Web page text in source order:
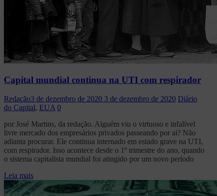
Capital mundial continua na UTI com respirador
Redação3 de dezembro de 2020 3 de dezembro de 2020 Diário
do Capital, EUA 0
por José Martins, da redação. Alguém viu o virtuoso e infalível
livre mercado dos empresários privados passeando por ai? Não
adianta procurar. Ele continua internado em estado grave na UTI,
com respirador. Isso acontece desde o 1º trimestre do ano, quando
o sistema capitalista mundial foi atingido por um novo período
Leia mais